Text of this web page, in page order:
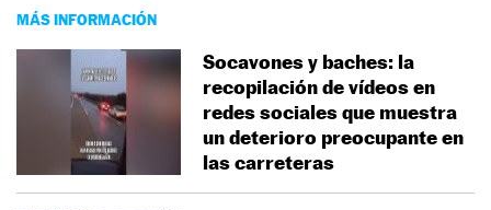
MÁS INFORMACIÓN
Socavones y baches: la
recopilación de vídeos en
redes sociales que muestra
un deterioro preocupante en
las carreteras